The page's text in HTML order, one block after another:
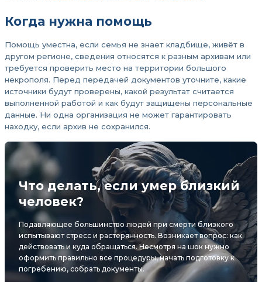
Когда нужна помощь
Помощь уместна, если семья не знает кладбище, живёт в
другом регионе, сведения относятся к разным архивам или
требуется проверить место на территории большого
некрополя. Перед передачей документов уточните, какие
источники будут проверены, какой результат считается
выполненной работой и как будут защищены персональные
данные. Ни одна организация не может гарантировать
находку, если архив не сохранился.
Что делать, если умер близкий
человек?
Подавляющее большинство людей при смерти близкого
испытывают стресс и растерянность. Возникает вопрос: как
действовать и куда обращаться. Несмотря на шок нужно
оформить правильно все процедуры, начать подготовку к
погребению, собрать документы.